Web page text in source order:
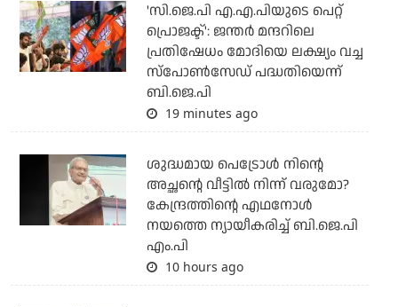
'സി.ജെ.പി എ.എ.പിയുടെ പെറ്റ്
പ്രൊജക്ട്': ജന്തര്‍ മന്ദറിലെ
പ്രതിഷേധം മോദിയെ ലക്ഷ്യം വച്ച
സ്‌പോണ്‍സേഡ് പദ്ധതിയെന്ന്
ബി.ജെ.പി
19 minutes ago
ശുദ്ധമായ പെട്രോള്‍ നിന്റെ
അച്ഛന്റെ വീട്ടില്‍ നിന്ന് വരുമോ?
കേന്ദ്രത്തിന്റെ എഥനോള്‍
നയത്തെ ന്യായീകരിച്ച് ബി.ജെ.പി
എം.പി
10 hours ago